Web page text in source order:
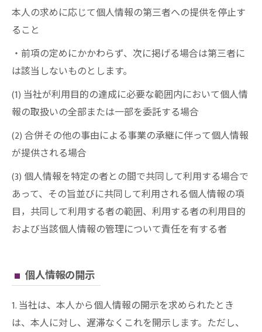
本人の求めに応じて個人情報の第三者への提供を停止す
ること
・前項の定めにかかわらず、次に掲げる場合は第三者に
は該当しないものとします。
(1) 当社が利用目的の達成に必要な範囲内において個人情
報の取扱いの全部または一部を委託する場合
(2) 合併その他の事由による事業の承継に伴って個人情報
が提供される場合
(3) 個人情報を特定の者との間で共同して利用する場合で
あって、その旨並びに共同して利用される個人情報の項
目，共同して利用する者の範囲、利用する者の利用目的
および当該個人情報の管理について責任を有する者
個人情報の開示
1. 当社は、本人から個人情報の開示を求められたとき
は、本人に対し、遅滞なくこれを開示します。ただし、